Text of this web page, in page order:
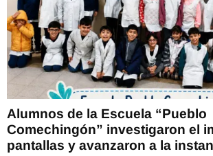
Alumnos de la Escuela “Pueblo
Comechingón” investigaron el
pantallas y avanzaron a la